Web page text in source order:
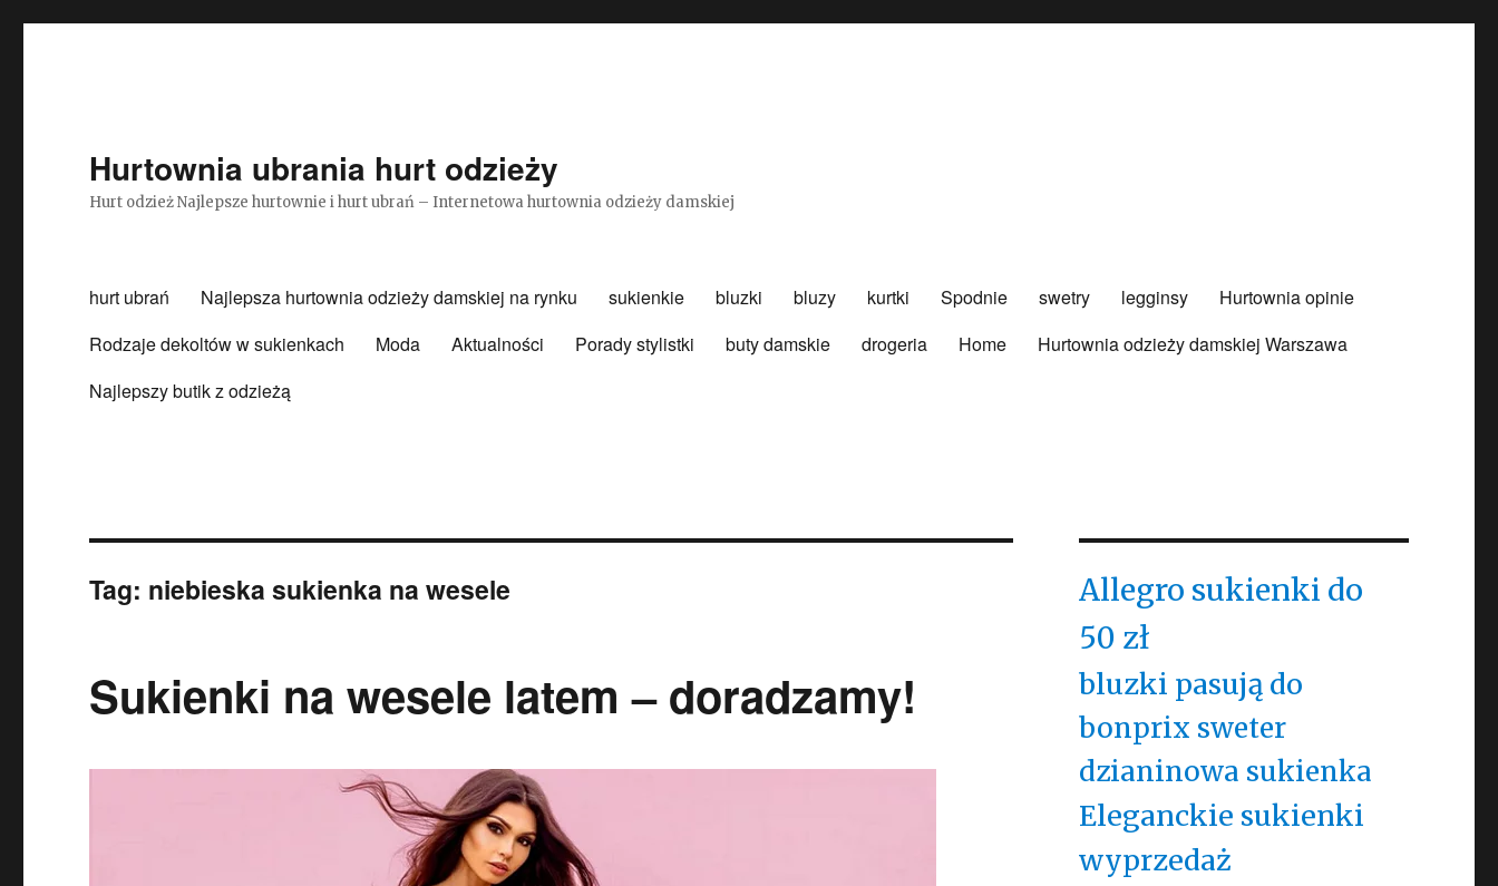
Hurtownia ubrania hurt odzieży
Hurt odzież Najlepsze hurtownie i hurt ubrań – Internetowa hurtownia odzieży damskiej
hurt ubrań Najlepsza hurtownia odzieży damskiej na rynku sukienkie bluzki bluzy kurtki Spodnie swetry legginsy
Hurtownia opinie
Rodzaje dekoltów w sukienkach
Moda Aktualności Porady stylistki buty damskie drogeria Home
Hurtownia odzieży damskiej Warszawa
Najlepszy butik z odzieżą
Tag: niebieska sukienka na wesele
Sukienki na wesele latem – doradzamy!
Allegro sukienki do
50 zł
bluzki pasują do
bonprix sweter
dzianinowa sukienka
Eleganckie sukienki
wyprzedaż